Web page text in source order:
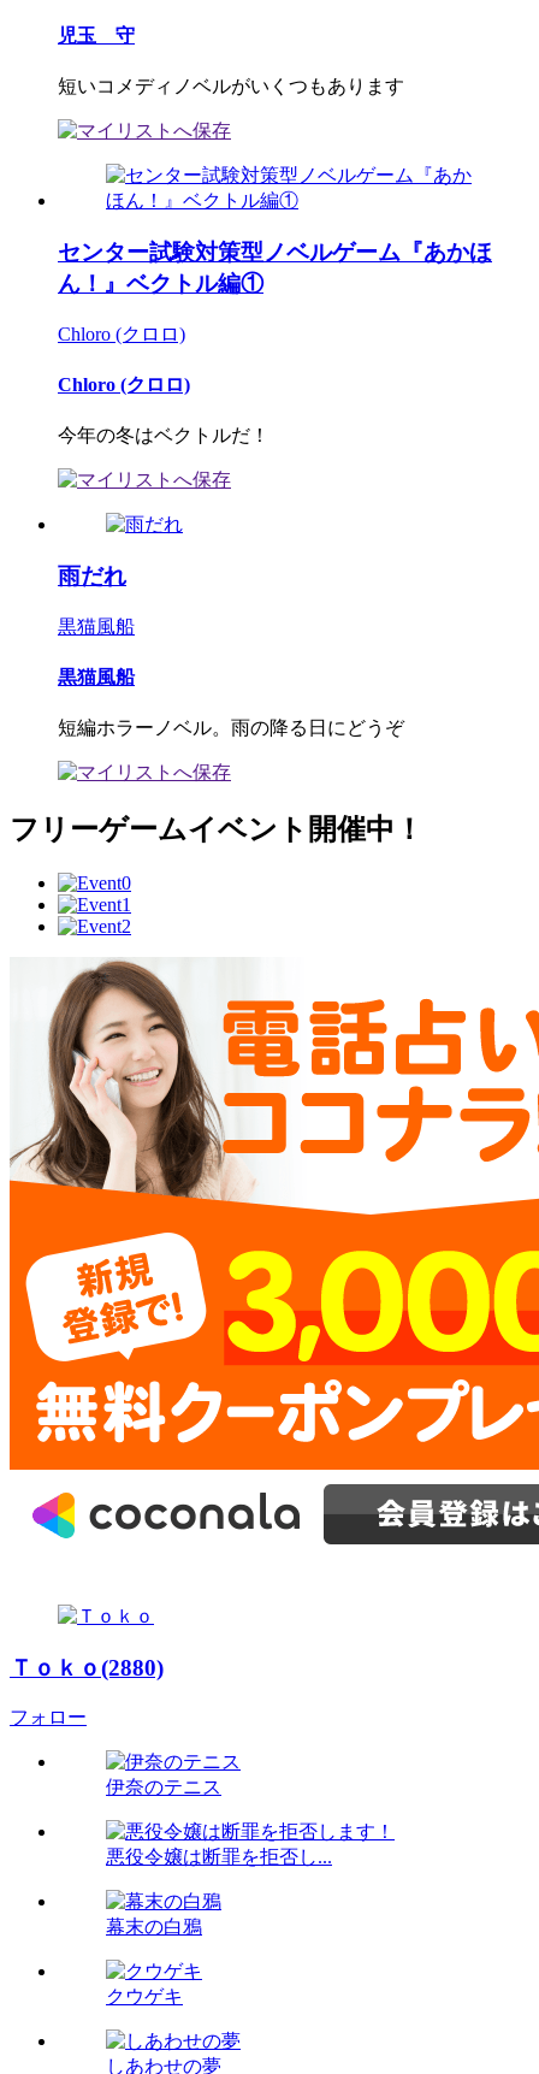
児玉 守
短いコメディノベルがいくつもあります
センター試験対策型ノベルゲーム『あかほ
ん！』ベクトル編①
Chloro (クロロ)
Chloro (クロロ)
今年の冬はベクトルだ！
雨だれ
黒猫風船
黒猫風船
短編ホラーノベル。雨の降る日にどうぞ
フリーゲームイベント開催中！
Ｔｏｋｏ(2880)
フォロー
伊奈のテニス
悪役令嬢は断罪を拒否し...
幕末の白鴉
クウゲキ
しあわせの夢